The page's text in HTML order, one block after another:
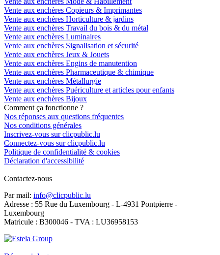
Vente aux enchères Copieurs & Imprimantes
Vente aux enchères Horticulture & jardins
Vente aux enchères Travail du bois & du métal
Vente aux enchères Luminaires
Vente aux enchères Signalisation et sécurité
Vente aux enchères Jeux & Jouets
Vente aux enchères Engins de manutention
Vente aux enchères Pharmaceutique & chimique
Vente aux enchères Métallurgie
Vente aux enchères Puériculture et articles pour enfants
Vente aux enchères Bijoux
Comment ça fonctionne ?
Nos réponses aux questions fréquentes
Nos conditions générales
Inscrivez-vous sur clicpublic.lu
Connectez-vous sur clicpublic.lu
Politique de confidentialité & cookies
Déclaration d'accessibilité
Contactez-nous
Par mail: info@clicpublic.lu
Adresse : 55 Rue du Luxembourg - L-4931 Pontpierre -
Luxembourg
Matricule : B300046 - TVA : LU36958153